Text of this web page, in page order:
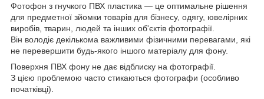
Фотофон з гнучкого ПВХ пластика — це оптимальне рішення
для предметної зйомки товарів для бізнесу, одягу, ювелірних
виробів, тварин, людей та інших об'єктів фотографії.
Він володіє декількома важливими фізичними перевагами, які
не перевершити будь-якого іншого матеріалу для фону.
Поверхня ПВХ фону не дає відблиску на фотографії.
З цією проблемою часто стикаються фотографи (особливо
початківці).